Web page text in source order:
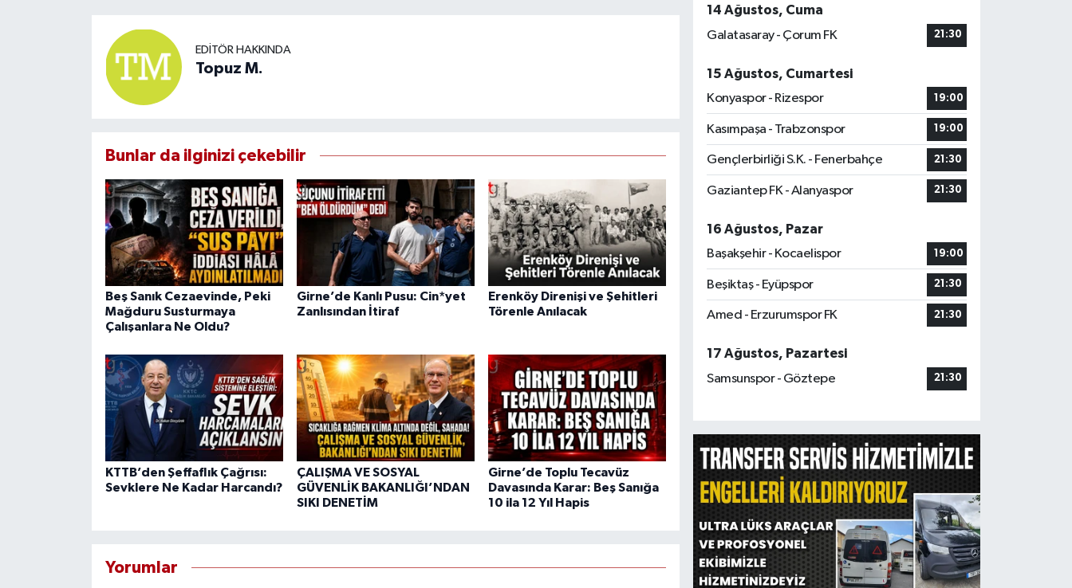
EDITÖR HAKKINDA
Topuz M.
Bunlar da ilginizi çekebilir
Beş Sanık Cezaevinde, Peki
Mağduru Susturmaya
Çalışanlara Ne Oldu?
Girne’de Kanlı Pusu: Cin*yet
Zanlısından İtiraf
Erenköy Direnişi ve Şehitleri
Törenle Anılacak
KTTB’den Şeffaflık Çağrısı:
Sevklere Ne Kadar Harcandı?
ÇALIŞMA VE SOSYAL
GÜVENLİK BAKANLIĞI’NDAN
SIKI DENETİM
Girne’de Toplu Tecavüz
Davasında Karar: Beş Sanığa
10 ila 12 Yıl Hapis
Yorumlar
14 Ağustos, Cuma
Galatasaray - Çorum FK
21:30
15 Ağustos, Cumartesi
Konyaspor - Rizespor
19:00
Kasımpaşa - Trabzonspor 19:00
Gençlerbirliği S.K. - Fenerbahçe 21:30
Gaziantep FK - Alanyaspor 21:30
16 Ağustos, Pazar
Başakşehir - Kocaelispor
19:00
Beşiktaş - Eyüpspor 21:30
Amed - Erzurumspor FK 21:30
17 Ağustos, Pazartesi
Samsunspor - Göztepe
21:30